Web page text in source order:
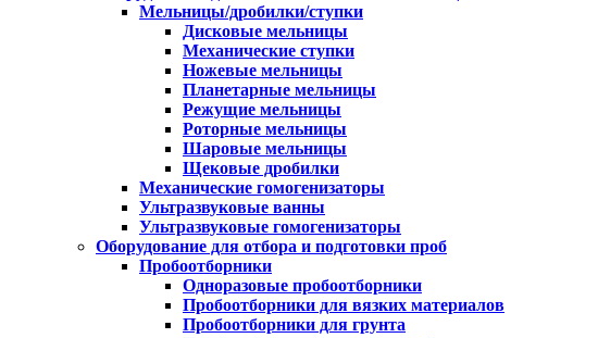
Мельницы/дробилки/ступки
Дисковые мельницы
Механические ступки
Ножевые мельницы
Планетарные мельницы
Режущие мельницы
Роторные мельницы
Шаровые мельницы
Щековые дробилки
Механические гомогенизаторы
Ультразвуковые ванны
Ультразвуковые гомогенизаторы
Оборудование для отбора и подготовки проб
Пробоотборники
Одноразовые пробоотборники
Пробоотборники для вязких материалов
Пробоотборники для грунта